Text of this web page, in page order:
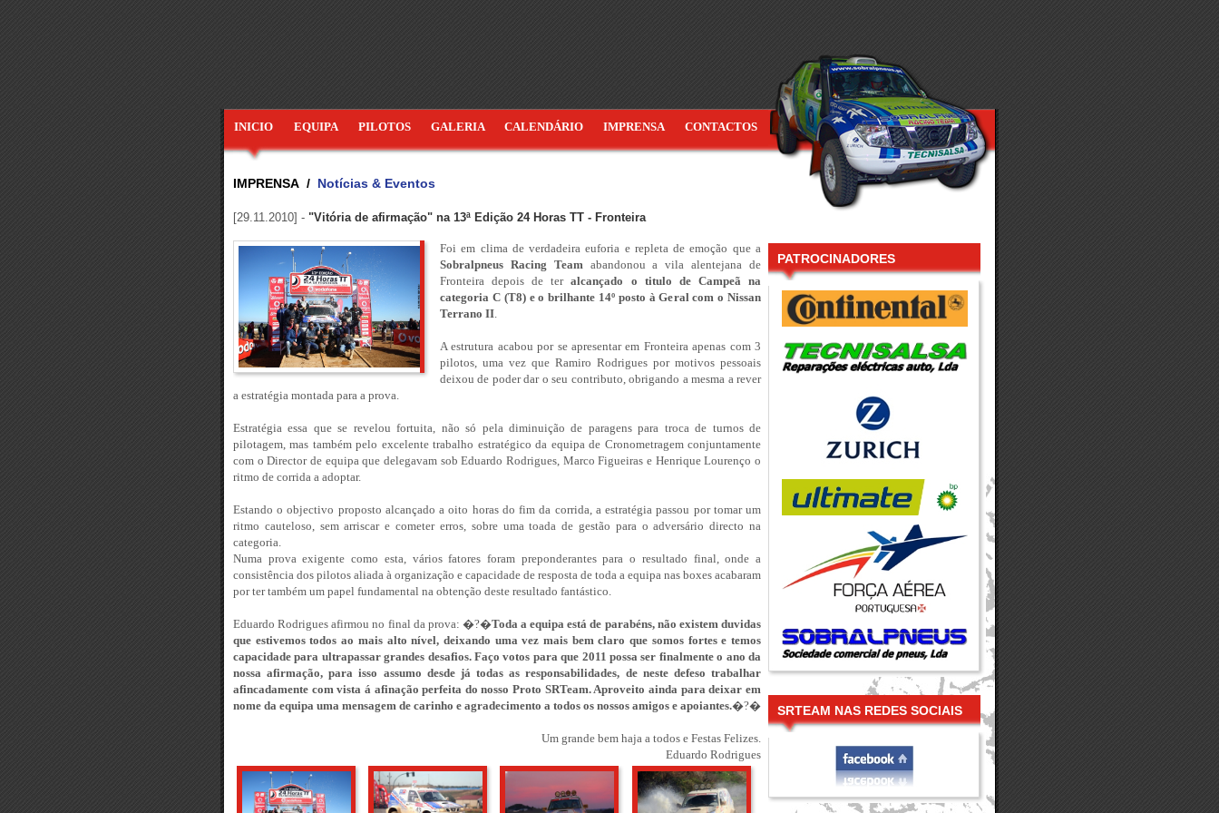
INICIO EQUIPA PILOTOS GALERIA CALENDÁRIO IMPRENSA CONTACTOS
IMPRENSA / Notícias & Eventos
[29.11.2010] - "Vitória de afirmação" na 13ª Edição 24 Horas TT - Fronteira
Foi em clima de verdadeira euforia e repleta de emoção que a
Sobralpneus Racing Teamabandonou a vila alentejana de
Fronteira depois de teralcançado o titulo de Campeã na
categoria C (T8) e o brilhante 14º posto à Geral com o Nissan
Terrano II.
A estrutura acabou por se apresentar em Fronteira apenas com 3
pilotos, uma vez que Ramiro Rodrigues por motivos pessoais
deixou de poder dar o seu contributo, obrigando a mesma a rever
a estratégia montada para a prova.
Estratégia essa que se revelou fortuita, não só pela diminuição de paragens para troca de turnos de
pilotagem, mas também pelo excelente trabalho estratégico da equipa de Cronometragem conjuntamente
com o Director de equipa que delegavam sob Eduardo Rodrigues, Marco Figueiras e Henrique Lourenço o
ritmo de corrida a adoptar.
Estando o objectivo proposto alcançado a oito horas do fim da corrida, a estratégia passou por tomar um
ritmo cauteloso, sem arriscar e cometer erros, sobre uma toada de gestão para o adversário directo na
categoria.
Numa prova exigente como esta, vários fatores foram preponderantes para o resultado final, onde a
consistência dos pilotos aliada à organização e capacidade de resposta de toda a equipa nas boxes acabaram
por ter também um papel fundamental na obtenção deste resultado fantástico.
Eduardo Rodrigues afirmou no final da prova: �?�Toda a equipa está de parabéns, não existem duvidas
que estivemos todos ao mais alto nível, deixando uma vez mais bem claro que somos fortes e temos
capacidade para ultrapassar grandes desafios. Faço votos para que 2011 possa ser finalmente o ano da
nossa afirmação, para isso assumo desde já todas as responsabilidades, de neste defeso trabalhar
afincadamente com vista á afinação perfeita do nosso Proto SRTeam. Aproveito ainda para deixar em
nome da equipa uma mensagem de carinho e agradecimento a todos os nossos amigos e apoiantes.�?�
Um grande bem haja a todos e Festas Felizes.
Eduardo Rodrigues
PATROCINADORES
SRTEAM NAS REDES SOCIAIS